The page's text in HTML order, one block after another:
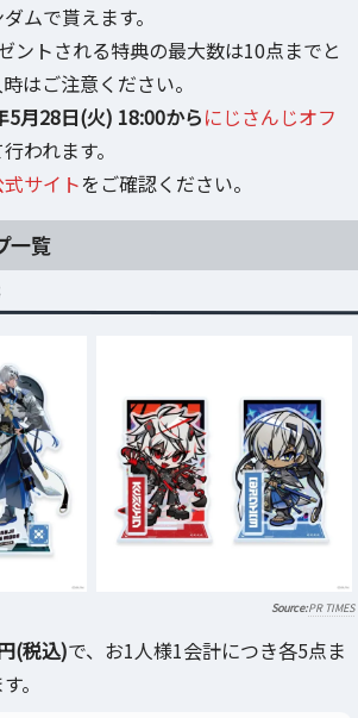
ムで貰えます。
ントされる特典の最大数は10点までと
はご注意ください。
5月28日(火) 18:00からにじさんじオフ
われます。
サイトをご確認ください。
一覧
PR TIMES
(税込)で、お1人様1会計につき各5点ま
。